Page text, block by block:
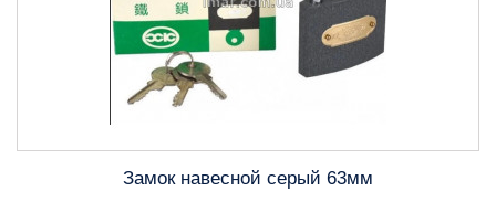
Замок навесной серый 63мм